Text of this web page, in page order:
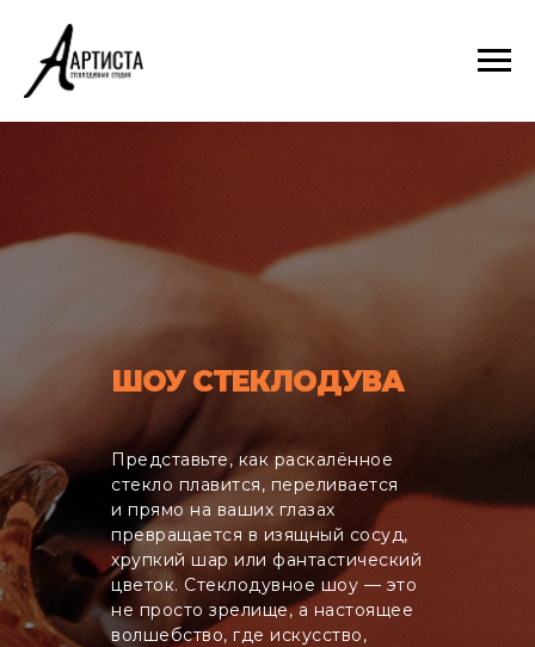
Представьте, как раскалённое
стекло плавится, переливается
и прямо на ваших глазах
превращается в изящный сосуд,
хрупкий шар или фантастический
цветок. Стеклодувное шоу — это
не просто зрелище, а настоящее
волшебство, где искусство,
ШОУ СТЕКЛОДУВА